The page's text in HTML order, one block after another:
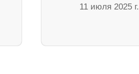
11 июля 2025 г.